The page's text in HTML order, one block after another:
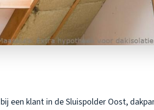
een klant in de Sluispolder Oost,